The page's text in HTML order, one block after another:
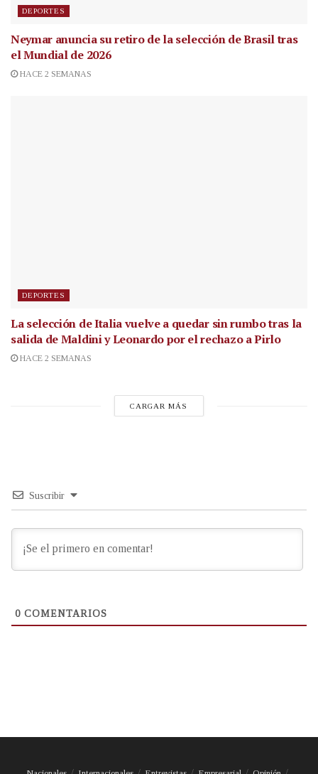
DEPORTES
Neymar anuncia su retiro de la selección de Brasil tras
el Mundial de 2026
HACE 2 SEMANAS
DEPORTES
La selección de Italia vuelve a quedar sin rumbo tras la
salida de Maldini y Leonardo por el rechazo a Pirlo
HACE 2 SEMANAS
CARGAR MÁS
Suscribir
0 COMENTARIOS